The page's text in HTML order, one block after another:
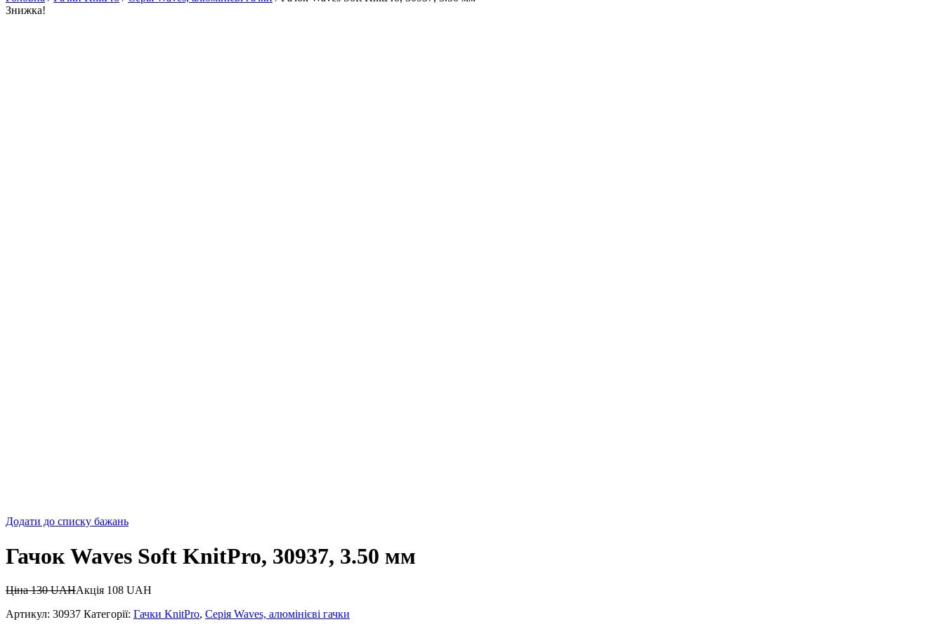
Знижка!
Додати до списку бажань
Гачок Waves Soft KnitPro, 30937, 3.50 мм
Ціна130UAHАкція 108 UAH
Артикул: 30937 Категорії: Гачки KnitPro, Серія Waves, алюмінієві гачки